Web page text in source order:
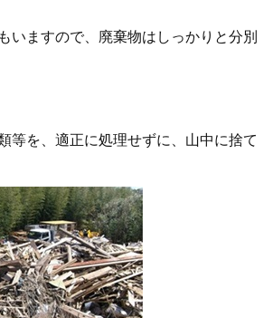
いますので、廃棄物はしっかりと分別
等を、適正に処理せずに、山中に捨て